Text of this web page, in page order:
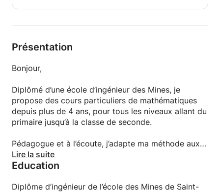
Présentation
Bonjour,
Diplômé d’une école d’ingénieur des Mines, je
propose des cours particuliers de mathématiques
depuis plus de 4 ans, pour tous les niveaux allant du
primaire jusqu’à la classe de seconde.
Pédagogue et à l’écoute, j’adapte ma méthode aux
besoins et au rythme de chaque élève afin de
consolider les bases, combler les lacunes et gagner
Lire la suite
Education
Diplôme d’ingénieur de l’école des Mines de Saint-